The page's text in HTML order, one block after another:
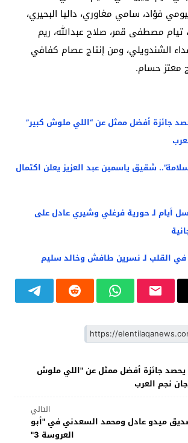
فؤاد، سامي مغاوري، داليا البحيري،
مصطفى قمر، صلاح عبدالله، ريم
الشندويلي، ومن إنتاج عصام كفافي
معتز حسام.
جائزة أفضل ممثل عن “اللي ملوش كبير”
شقيق ياسمين عبد العزيز يعلن اكتمال
أيام لـ حورية فرغلي وشيري عادل على
القلب لـ نسرين طافش وخالد سليم
جائزة أفضل ممثل عن "اللي ملوش
نجم العرب
التالي
ميدو عادل ومحمد السعدني في "أبو
العروسة 3"